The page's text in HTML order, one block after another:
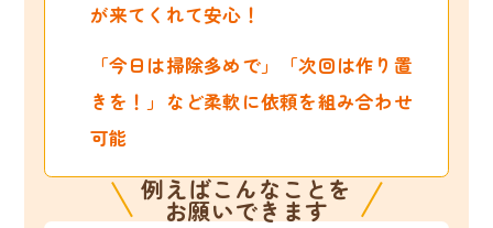
が来てくれて安心！
「今日は掃除多めで」「次回は作り置
きを！」など柔軟に依頼を組み合わせ
可能
例えばこんなことを
お願いできます